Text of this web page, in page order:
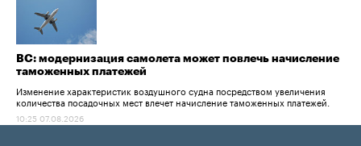
ВС: модернизация самолета может повлечь начисление
таможенных платежей
Изменение характеристик воздушного судна посредством увеличения
количества посадочных мест влечет начисление таможенных платежей.
10:25 07.08.2026